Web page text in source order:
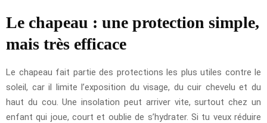
Le chapeau : une protection simple,
mais très efficace
Le chapeau fait partie des protections les plus utiles contre le
soleil, car il limite l’exposition du visage, du cuir chevelu et du
haut du cou. Une insolation peut arriver vite, surtout chez un
enfant qui joue, court et oublie de s’hydrater. Si tu veux réduire